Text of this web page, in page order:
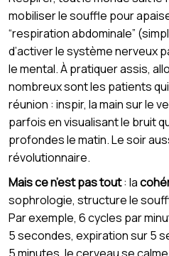
mobiliser le souffle pour
“respiration abdominale”
d’activer le système nerveux
le mental. À pratiquer assis,
nombreux sont les patients
réunion : inspir, la main sur le
parfois en visualisant le bruit
profondes le matin. Le soir
révolutionnaire.
Mais ce n’est pas tout: la
sophrologie, structure le
Par exemple, 6 cycles par
5 secondes, expiration sur 5